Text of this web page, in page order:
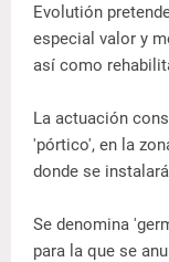
Evolutión
especial valor y
así como
La actuación
'pórtico', en la
donde se
Se denomina
para la que se